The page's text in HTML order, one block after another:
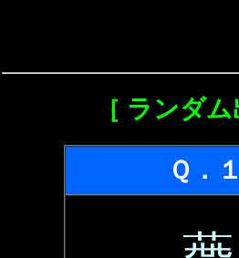
［ ランダム
Ｑ．１